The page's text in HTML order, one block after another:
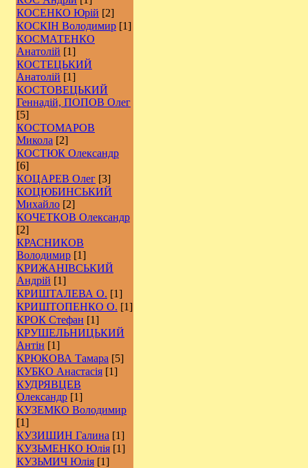
КОСЕНКО Юрій [2]
КОСКІН Володимир [1]
КОСМАТЕНКО
Анатолій [1]
КОСТЕЦЬКИЙ
Анатолій [1]
КОСТОВЕЦЬКИЙ
Геннадій, ПОПОВ Олег
[5]
КОСТОМАРОВ
Микола [2]
КОСТЮК Олександр
[6]
КОЦАРЕВ Олег [3]
КОЦЮБИНСЬКИЙ
Михайло [2]
КОЧЕТКОВ Олександр
[2]
КРАСНИКОВ
Володимир [1]
КРИЖАНІВСЬКИЙ
Андрій [1]
КРИШТАЛЕВА О. [1]
КРИШТОПЕНКО О. [1]
КРОК Стефан [1]
КРУШЕЛЬНИЦЬКИЙ
Антін [1]
КРЮКОВА Тамара [5]
КУБКО Анастасія [1]
КУДРЯВЦЕВ
Олександр [1]
КУЗЕМКО Володимир
[1]
КУЗИШИН Галина [1]
КУЗЬМЕНКО Юлія [1]
КУЗЬМИЧ Юлія [1]